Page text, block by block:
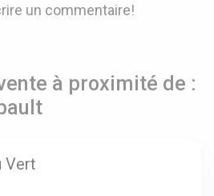
un commentaire!
à proximité de :
Vert